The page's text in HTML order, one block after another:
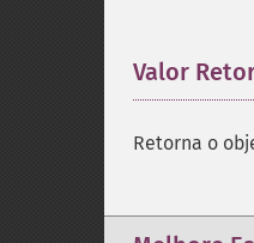
Valor
Retorna o